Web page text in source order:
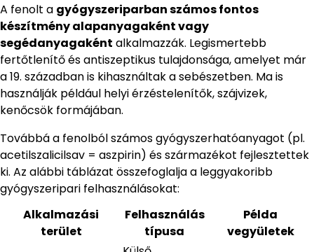
A fenolt a gyógyszeriparban számos fontos
készítmény alapanyagaként vagy
segédanyagaként alkalmazzák. Legismertebb
fertőtlenítő és antiszeptikus tulajdonsága, amelyet már
a 19. században is kihasználtak a sebészetben. Ma is
használják például helyi érzéstelenítők, szájvizek,
kenőcsök formájában.
Továbbá a fenolból számos gyógyszerhatóanyagot (pl.
acetilszalicilsav = aszpirin) és származékot fejlesztettek
ki. Az alábbi táblázat összefoglalja a leggyakoribb
gyógyszeripari felhasználásokat:
Alkalmazási
terület
Felhasználás
típusa
Példa
vegyületek